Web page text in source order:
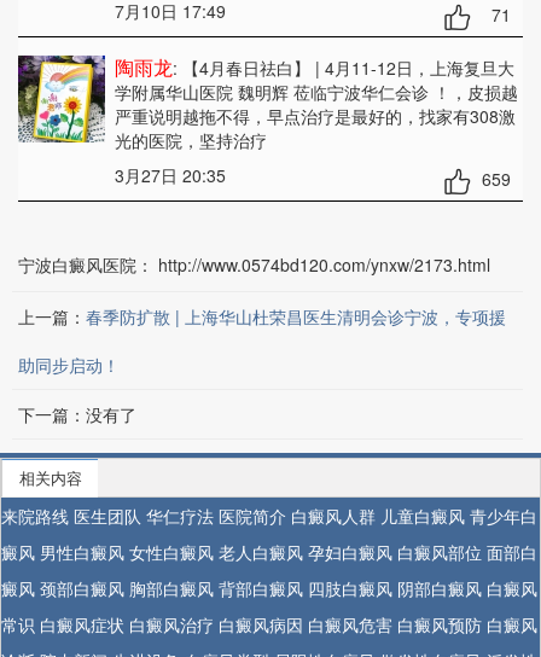
7月10日 17:49
71
陶雨龙: 【4月春日祛白】 | 4月11-12日，上海复旦大
学附属华山医院 魏明辉 莅临宁波华仁会诊 ！ ，皮损越
严重说明越拖不得，早点治疗是最好的，找家有308激
光的医院，坚持治疗
3月27日 20:35
659
宁波白癜风医院： http://www.0574bd120.com/ynxw/2173.html
上一篇： 春季防扩散 | 上海华山杜荣昌医生清明会诊宁波，专项援
助同步启动！
下一篇：没有了
相关内容
来院路线 医生团队 华仁疗法 医院简介 白癜风人群 儿童白癜风 青少年白
癜风 男性白癜风 女性白癜风 老人白癜风 孕妇白癜风 白癜风部位 面部白
癜风 颈部白癜风 胸部白癜风 背部白癜风 四肢白癜风 阴部白癜风 白癜风
常识 白癜风症状 白癜风治疗 白癜风病因 白癜风危害 白癜风预防 白癜风